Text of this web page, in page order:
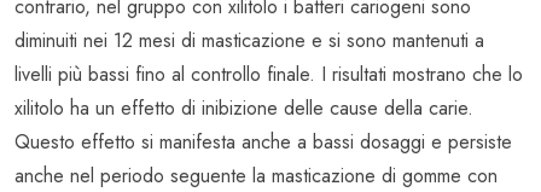
contrario, nel gruppo con xilitolo i batteri cariogeni sono
diminuiti nei 12 mesi di masticazione e si sono mantenuti a
livelli più bassi fino al controllo finale. I risultati mostrano che lo
xilitolo ha un effetto di inibizione delle cause della carie.
Questo effetto si manifesta anche a bassi dosaggi e persiste
anche nel periodo seguente la masticazione di gomme con